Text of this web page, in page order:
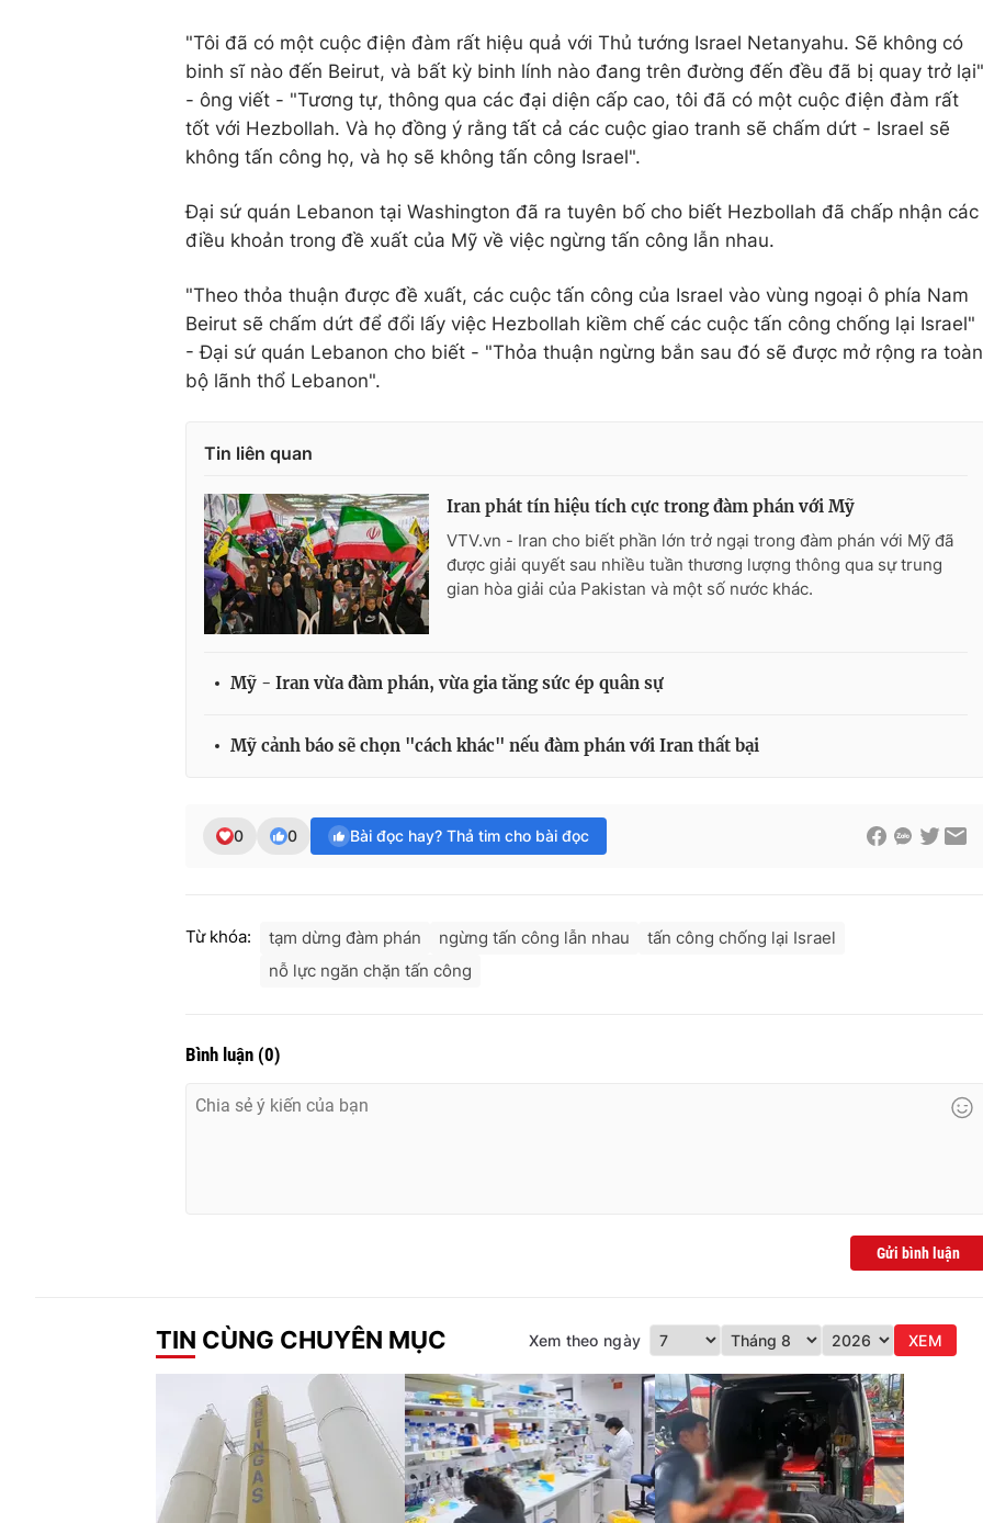
"Tôi đã có một cuộc điện đàm rất hiệu quả với Thủ tướng Israel Netanyahu. Sẽ không có
binh sĩ nào đến Beirut, và bất kỳ binh lính nào đang trên đường đến đều đã bị quay trở lại"
- ông viết - "Tương tự, thông qua các đại diện cấp cao, tôi đã có một cuộc điện đàm rất
tốt với Hezbollah. Và họ đồng ý rằng tất cả các cuộc giao tranh sẽ chấm dứt - Israel sẽ
không tấn công họ, và họ sẽ không tấn công Israel".
Đại sứ quán Lebanon tại Washington đã ra tuyên bố cho biết Hezbollah đã chấp nhận các
điều khoản trong đề xuất của Mỹ về việc ngừng tấn công lẫn nhau.
"Theo thỏa thuận được đề xuất, các cuộc tấn công của Israel vào vùng ngoại ô phía Nam
Beirut sẽ chấm dứt để đổi lấy việc Hezbollah kiềm chế các cuộc tấn công chống lại Israel"
- Đại sứ quán Lebanon cho biết - "Thỏa thuận ngừng bắn sau đó sẽ được mở rộng ra toàn
bộ lãnh thổ Lebanon".
Tin liên quan
Iran phát tín hiệu tích cực trong đàm phán với Mỹ
VTV.vn - Iran cho biết phần lớn trở ngại trong đàm phán với Mỹ đã
được giải quyết sau nhiều tuần thương lượng thông qua sự trung
gian hòa giải của Pakistan và một số nước khác.
Mỹ - Iran vừa đàm phán, vừa gia tăng sức ép quân sự
Mỹ cảnh báo sẽ chọn "cách khác" nếu đàm phán với Iran thất bại
0 0 Bài đọc hay? Thả tim cho bài đọc
Từ khóa: tạm dừng đàm phán ngừng tấn công lẫn nhau
tấn công chống lại Israel
nỗ lực ngăn chặn tấn công
Bình luận (0)
Gửi bình luận
TIN CÙNG CHUYÊN MỤC Xem theo ngày XEM